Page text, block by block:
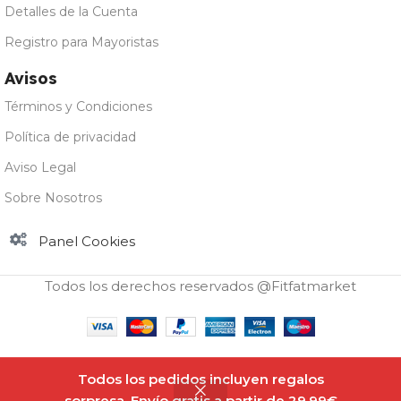
Todos los pedidos incluyen regalos
Detalles de la Cuenta
Registro para Mayoristas
Avisos
Términos y Condiciones
Política de privacidad
Aviso Legal
Sobre Nosotros
Panel Cookies
Todos los derechos reservados @Fitfatmarket
Amix
Nutrition
Ashwagandha29,50 €
Hay